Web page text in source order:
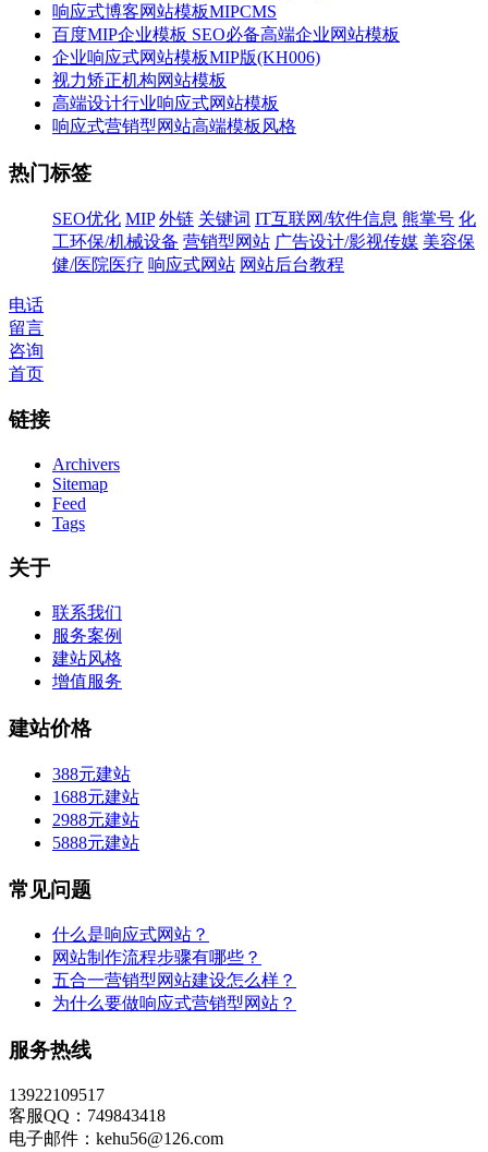
响应式博客网站模板MIPCMS
百度MIP企业模板 SEO必备高端企业网站模板
企业响应式网站模板MIP版(KH006)
视力矫正机构网站模板
高端设计行业响应式网站模板
响应式营销型网站高端模板风格
热门标签
SEO优化 MIP 外链 关键词 IT互联网/软件信息 熊掌号 化
工环保/机械设备 营销型网站 广告设计/影视传媒 美容保
健/医院医疗 响应式网站 网站后台教程
电话
留言
咨询
首页
链接
Archivers
Sitemap
Feed
Tags
关于
联系我们
服务案例
建站风格
增值服务
建站价格
388元建站
1688元建站
2988元建站
5888元建站
常见问题
什么是响应式网站？
网站制作流程步骤有哪些？
五合一营销型网站建设怎么样？
为什么要做响应式营销型网站？
服务热线
13922109517
客服QQ：749843418
电子邮件：kehu56@126.com